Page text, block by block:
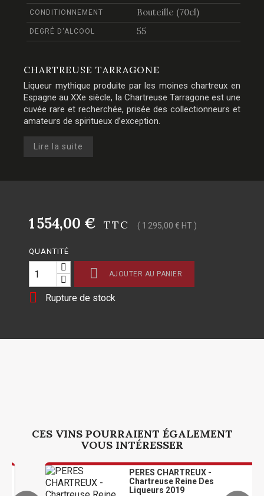
CONDITIONNEMENT Bouteille (70cl)
DEGRÉ D'ALCOOL 55
CHARTREUSE TARRAGONE
Liqueur mythique produite par les moines chartreux en
Espagne au XXe siècle, la Chartreuse Tarragone est une
cuvée rare et recherchée, prisée des collectionneurs et
amateurs de spiritueux d’exception.
Lire la suite
1 554,00 € TTC ( 1 295,00 € HT )
QUANTITÉ
 AJOUTER AU PANIER
 Rupture de stock
CES VINS POURRAIENT ÉGALEMENT
VOUS INTÉRESSER
PERES CHARTREUX -
Chartreuse Reine Des
Liqueurs 2019